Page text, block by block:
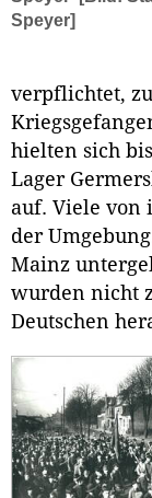
Speyer]
verpflichtet,
hielten sich
Lager
auf. Viele von
der
Mainz
wurden nicht
Deutschen